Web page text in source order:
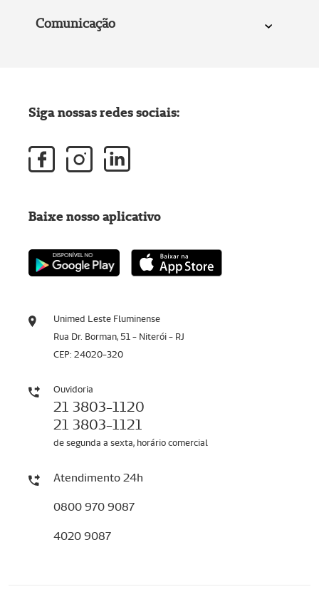
Comunicação
Unimed Leste Fluminense
Rua Dr. Borman, 51 - Niterói - RJ
CEP: 24020-320
Ouvidoria
21 3803-1120
21 3803-1121
de segunda a sexta, horário comercial
Atendimento 24h
0800 970 9087
4020 9087
Siga nossas redes sociais:
Baixe nosso aplicativo